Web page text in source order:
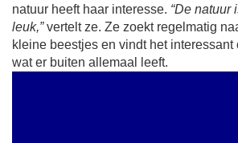
natuur heeft haar interesse. “De natuur
leuk,”vertelt ze. Ze zoekt regelmatig
kleine beestjes en vindt het interessant
wat er buiten allemaal leeft.